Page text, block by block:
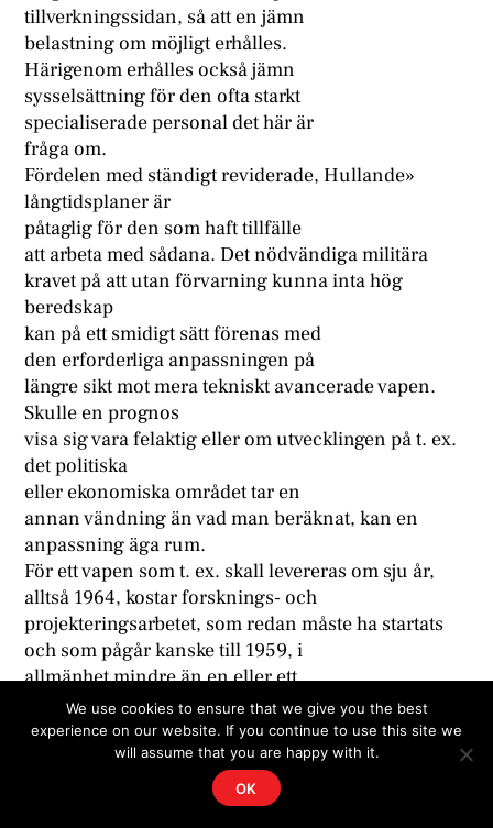
tillverkningssidan, så att en jämn
belastning om möjligt erhålles.
Härigenom erhålles också jämn
sysselsättning för den ofta starkt
specialiserade personal det här är
fråga om.
Fördelen med ständigt reviderade, Hullande»
långtidsplaner är
påtaglig för den som haft tillfälle
att arbeta med sådana. Det nödvändiga militära
kravet på att utan förvarning kunna inta hög
beredskap
kan på ett smidigt sätt förenas med
den erforderliga anpassningen på
längre sikt mot mera tekniskt avancerade vapen.
Skulle en prognos
visa sig vara felaktig eller om utvecklingen på t. ex.
det politiska
eller ekonomiska området tar en
annan vändning än vad man beräknat, kan en
anpassning äga rum.
För ett vapen som t. ex. skall levereras om sju år,
alltså 1964, kostar forsknings- och
projekteringsarbetet, som redan måste ha startats
och som pågår kanske till 1959, i
allmänhet mindre än en eller ett
par procent av vad den slutliga serien kostar.
Utvecklingen fram till
prototyp, som kanske drar l O%, är
avslutad omkring 1962. De resterande stora
We use cookies to ensure that we give you the best
experience on our website. If you continue to use this site we
will assume that you are happy with it.
OK